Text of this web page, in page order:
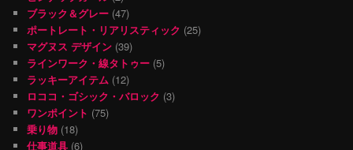
ブラック＆グレー (47)
ポートレート・リアリスティック (25)
マグヌス デザイン (39)
ラインワーク・線タトゥー (5)
ラッキーアイテム (12)
ロココ・ゴシック・バロック (3)
ワンポイント (75)
乗り物 (18)
仕事道具 (6)